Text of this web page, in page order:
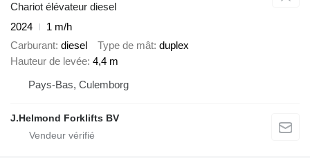
Chariot élévateur diesel
2024
1 m/h
Carburant diesel Type de mât duplex
Hauteur de levée 4,4 m
Pays-Bas, Culemborg
J.Helmond Forklifts BV